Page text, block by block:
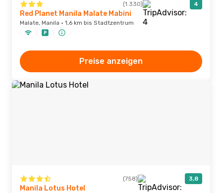
(1.330) 4
Red Planet Manila Malate Mabini
Malate, Manila · 1,6 km bis Stadtzentrum
Preise anzeigen
(758) 3,8
Manila Lotus Hotel